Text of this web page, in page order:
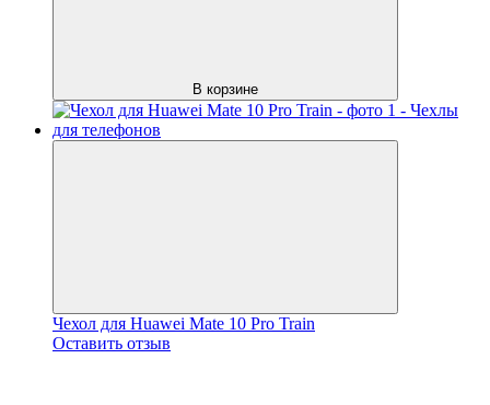
В корзине
Чехол для Huawei Mate 10 Pro Train
Оставить отзыв